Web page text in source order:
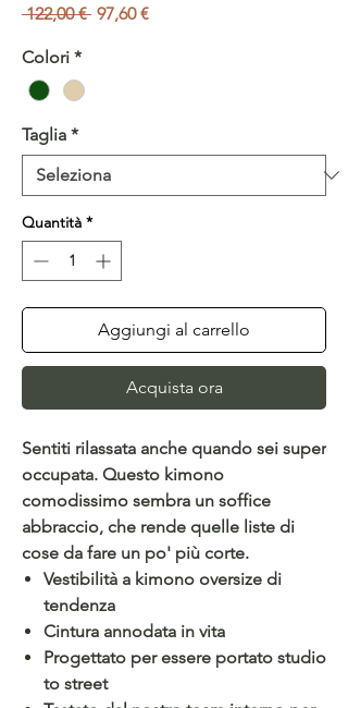
122,00 € Prezzo
97,60 €Prezzo
Colori *
Taglia *
Quantità *
Aggiungi al carrello
Acquista ora
Sentiti rilassata anche quando sei super
occupata. Questo kimono
comodissimo sembra un soffice
abbraccio, che rende quelle liste di
cose da fare un po' più corte.
Vestibilità a kimono oversize di
tendenza
Cintura annodata in vita
Progettato per essere portato studio
to street